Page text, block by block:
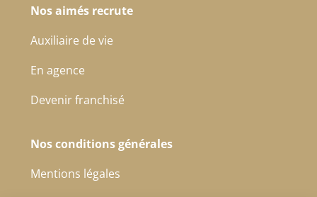
Nos aimés recrute
Auxiliaire de vie
En agence
Devenir franchisé
Nos conditions générales
Mentions légales